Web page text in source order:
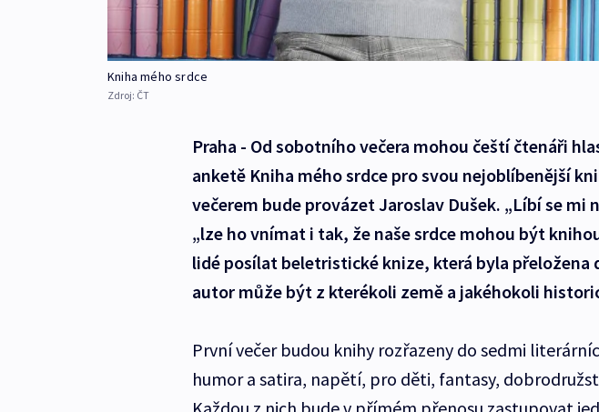
Kniha mého srdce
Zdroj: ČT
Praha - Od sobotního večera mohou čeští čtenáři
anketě Kniha mého srdce pro svou nejoblíbenější
večerem bude provázet Jaroslav Dušek. „Líbí se mi
„lze ho vnímat i tak, že naše srdce mohou být
lidé posílat beletristické knize, která byla přeložena
autor může být z kterékoli země a jakéhokoli
První večer budou knihy rozřazeny do sedmi
humor a satira, napětí, pro děti, fantasy,